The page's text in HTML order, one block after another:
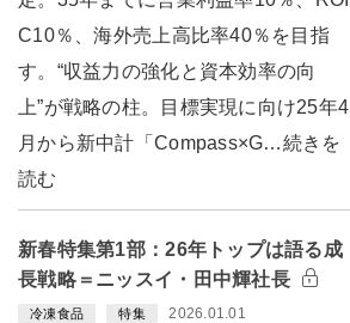
C10％、海外売上高比率40％を目指
す。“収益力の強化と資本効率の向
上”が戦略の柱。目標実現に向け25年4
月から新中計「Compass×G…続きを
読む
新春特集第1部：26年トップは語る成
長戦略＝ニッスイ・田中輝社長
冷凍食品 特集 2026.01.01